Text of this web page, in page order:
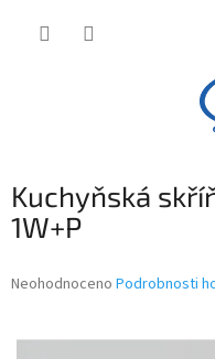
Kuchyňská
1W+P
Průměrné
je
Neohodnoceno Podrobnosti